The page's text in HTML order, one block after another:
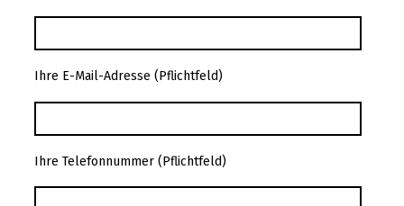
Ihre E-Mail-Adresse (Pflichtfeld)
Ihre Telefonnummer (Pflichtfeld)